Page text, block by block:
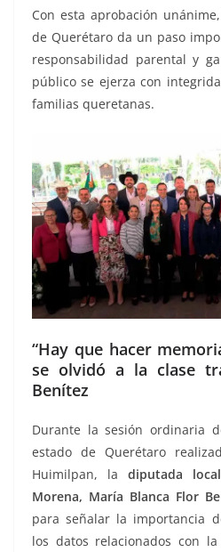
Con esta aprobación
de Querétaro da un paso
responsabilidad parental y
público se ejerza con
familias queretanas.
“Hay que hacer
se olvidó a la clase
Benítez
Durante la sesión ordinaria
estado de Querétaro
Huimilpan, la diputada
Morena, María Blanca Flor
para señalar la importancia
los datos relacionados con